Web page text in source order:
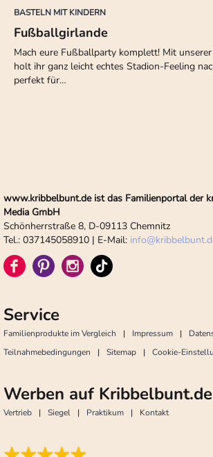
BASTELN MIT KINDERN
Fußballgirlande
Mach eure Fußballparty komplett! Mit
holt ihr ganz leicht echtes Stadion-Feeling
perfekt für…
www.kribbelbunt.de ist das Familienportal der
Media GmbH
Schönherrstraße 8, D-09113 Chemnitz
Tel.: 037145058910 | E-Mail: info@
Service
Familienprodukte im Vergleich Impressum
Teilnahmebedingungen
Sitemap Cookie-
Werben auf Kribbelbunt.de
Vertrieb Siegel Praktikum Kontakt